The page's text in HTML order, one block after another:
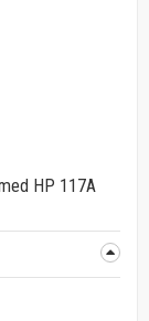
HP 117A